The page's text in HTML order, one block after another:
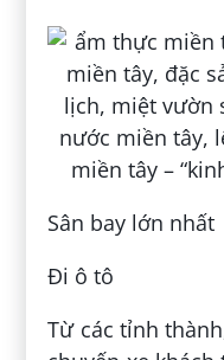
Sân bay lớn
Đi ô tô
Từ các tỉnh